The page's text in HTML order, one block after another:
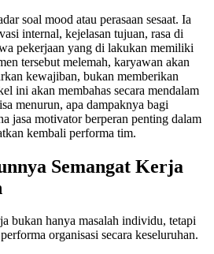
soal mood atau perasaan sesaat. Ia
internal, kejelasan tujuan, rasa di
pekerjaan yang di lakukan memiliki
tersebut melemah, karyawan akan
kewajiban, bukan memberikan
ini akan membahas secara mendalam
menurun, apa dampaknya bagi
jasa motivator berperan penting dalam
kembali performa tim.
Semangat Kerja
bukan hanya masalah individu, tetapi
organisasi secara keseluruhan.